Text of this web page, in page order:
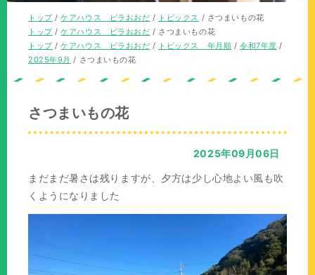
現
在
の
位
トップ/ケアハウス ビラおおだ / トピックス / さつまいもの花
現
在
の
トップ/ケアハウス ビラおおだ / さつまいもの花
現
在
トップ/ケアハウス ビラおおだ / トピックス 年月順 / 令和7年度 /
2025年9月 / さつまいもの花
さつまいもの花
2025年09月06日
まだまだ暑さは残りますが、夕方は少し心地よい風も吹
くようになりました